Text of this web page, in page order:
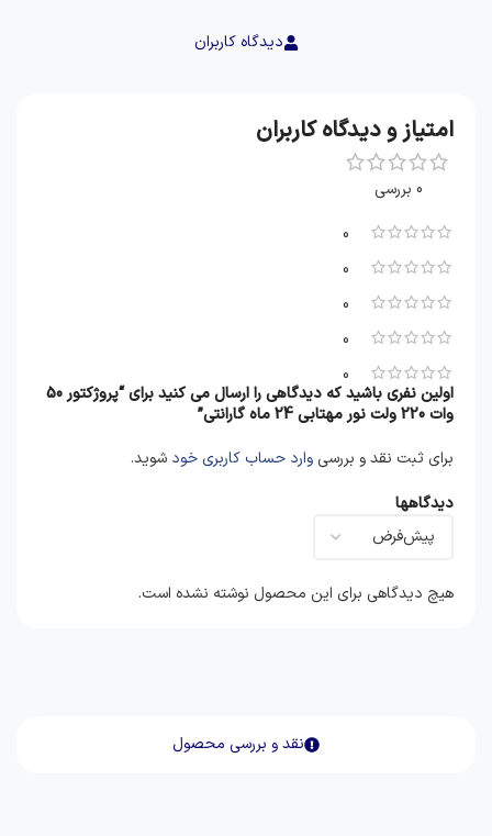
دیدگاه کاربران
نقد و بررسی محصول
امتیاز و دیدگاه کاربران
0 بررسی
0
0
0
0
0
دیدگاهها
هیچ دیدگاهی برای این محصول نوشته نشده است.
اولین نفری باشید که دیدگاهی را ارسال می کنید برای “پروژکتور 50
وات 220 ولت نور مهتابی 24 ماه گارانتی”
برای ثبت نقد و بررسی وارد حساب کاربری خود شوید.